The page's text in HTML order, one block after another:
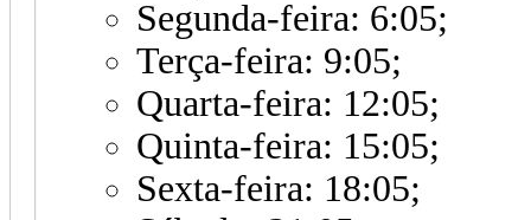
Segunda-feira: 6:05;
Terça-feira: 9:05;
Quarta-feira: 12:05;
Quinta-feira: 15:05;
Sexta-feira: 18:05;